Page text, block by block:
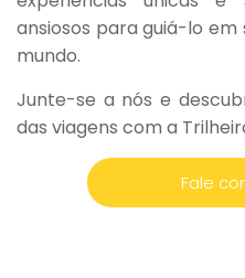
ansiosos para guiá-lo
mundo.
Junte-se a nós e
das viagens com a
Fale